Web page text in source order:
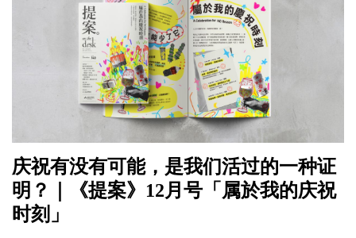
庆祝有没有可能，是我们活过的一种证
明？｜《提案》12月号「属於我的庆祝
时刻」